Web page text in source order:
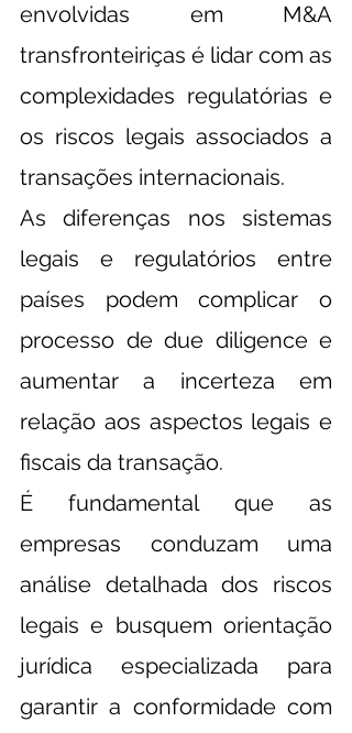
envolvidas em M&A
transfronteiriças é lidar com as
complexidades regulatórias e
os riscos legais associados a
transações internacionais.
As diferenças nos sistemas
legais e regulatórios entre
países podem complicar o
processo de due diligence e
aumentar a incerteza em
relação aos aspectos legais e
fiscais da transação.
É fundamental que as
empresas conduzam uma
análise detalhada dos riscos
legais e busquem orientação
jurídica especializada para
garantir a conformidade com